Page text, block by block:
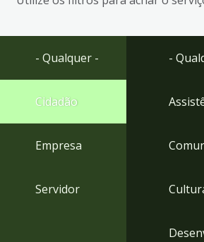
busca
Ir
rodapé
- Qualquer -
Cidadão
Empresa
Servidor
-